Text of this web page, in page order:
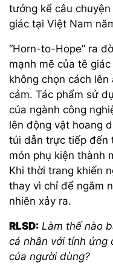
tưởng kể câu
giác tại Việt Nam
“Horn-to-Hope” ra
mạnh mẽ của tê
không chọn cách
cảm. Tác phẩm sử
của ngành công
lên động vật hoang
túi dẫn trực tiếp đến
món phụ kiện thành
Khi thời trang khiến
thay vì chỉ để ngắm
nhiên xảy ra.
RLSD: Làm thế nào
cá nhân với tính ứng
của người dùng?